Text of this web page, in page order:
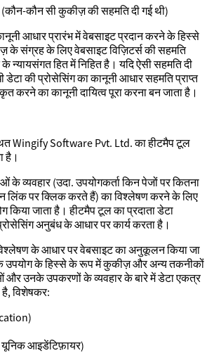
कौन सी कुकीज़ की सहमति दी गई थी)
आधार प्रारंभ में वेबसाइट प्रदान करने के हिस्से
संग्रह के लिए वेबसाइट विज़िटर्स की सहमति
न्यायसंगत हित में निहित है। यदि ऐसी सहमति दी
डेटा की प्रोसेसिंग का कानूनी आधार सहमति प्राप्त
करने का कानूनी दायित्व पूरा करना बन जाता है।
Wingify Software Pvt. Ltd. का हीटमैप टूल
है।
के व्यवहार (उदा. उपयोगकर्ता किन पेजों पर कितना
लिंक पर क्लिक करते हैं) का विश्लेषण करने के लिए
किया जाता है। हीटमैप टूल का प्रदाता डेटा
अनुबंध के आधार पर कार्य करता है।
के आधार पर वेबसाइट का अनुकूलन किया जा
उपयोग के हिस्से के रूप में कुकीज़ और अन्य तकनीकों
और उनके उपकरणों के व्यवहार के बारे में डेटा एकत्र
विशेषकर:
यूनिक आइडेंटिफ़ायर)